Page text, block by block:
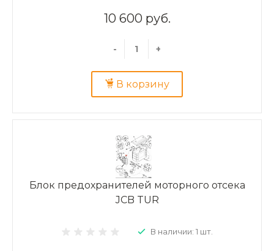
10 600 руб.
- +
В корзину
Блок предохранителей моторного отсека
JCB TUR
В наличии: 1 шт.